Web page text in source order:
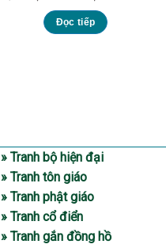
Đọc tiếp
» Tranh bộ hiện đại
» Tranh tôn giáo
» Tranh phật giáo
» Tranh cổ điển
» Tranh gắn đồng hồ